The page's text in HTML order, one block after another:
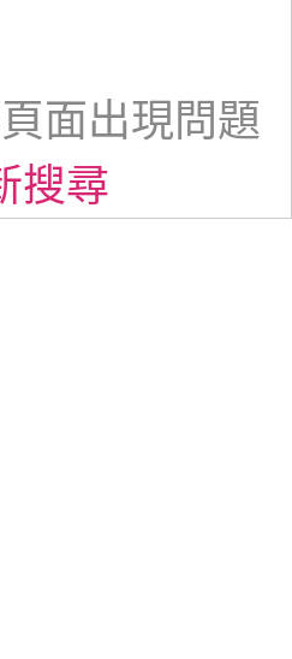
面出現問題
搜尋